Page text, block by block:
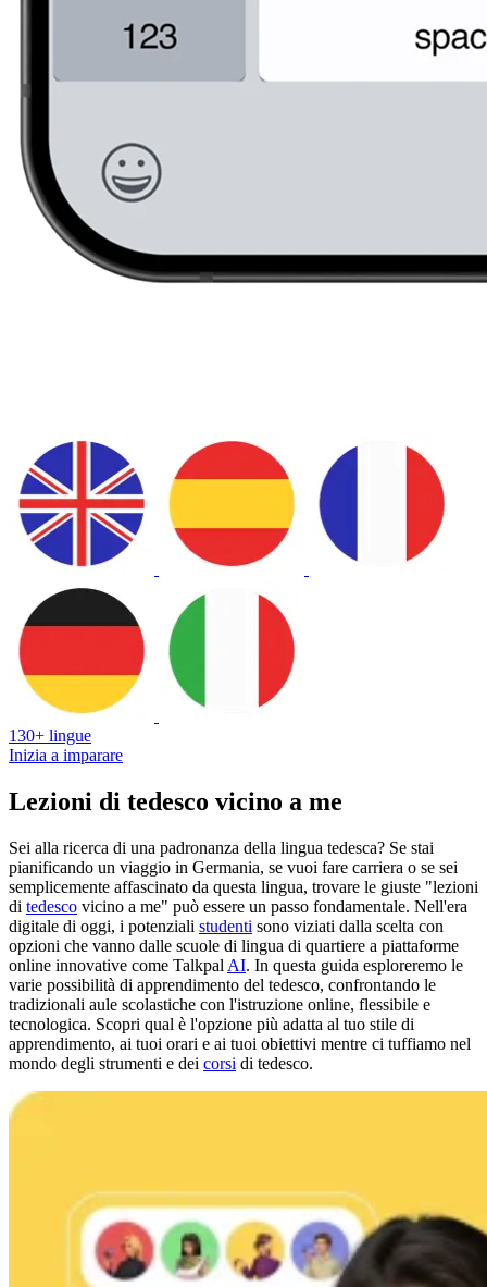
130+ lingue
Inizia a imparare
Lezioni di tedesco vicino a me
Sei alla ricerca di una padronanza della lingua tedesca? Se stai
pianificando un viaggio in Germania, se vuoi fare carriera o se sei
semplicemente affascinato da questa lingua, trovare le giuste "lezioni
di tedesco vicino a me" può essere un passo fondamentale. Nell'era
digitale di oggi, i potenziali studenti sono viziati dalla scelta con
opzioni che vanno dalle scuole di lingua di quartiere a piattaforme
online innovative come Talkpal AI. In questa guida esploreremo le
varie possibilità di apprendimento del tedesco, confrontando le
tradizionali aule scolastiche con l'istruzione online, flessibile e
tecnologica. Scopri qual è l'opzione più adatta al tuo stile di
apprendimento, ai tuoi orari e ai tuoi obiettivi mentre ci tuffiamo nel
mondo degli strumenti e dei corsi di tedesco.